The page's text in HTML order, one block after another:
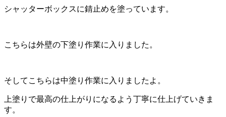
シャッターボックスに錆止めを塗っています。
こちらは外壁の下塗り作業に入りました。
そしてこちらは中塗り作業に入りましたよ。
上塗りで最高の仕上がりになるよう丁寧に仕上げていきま
す。